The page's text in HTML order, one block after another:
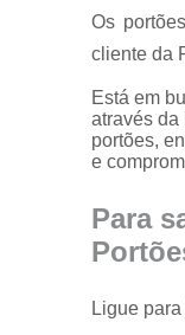
Os
cliente da
Está em
através da
portões,
e
Para
Ligue para